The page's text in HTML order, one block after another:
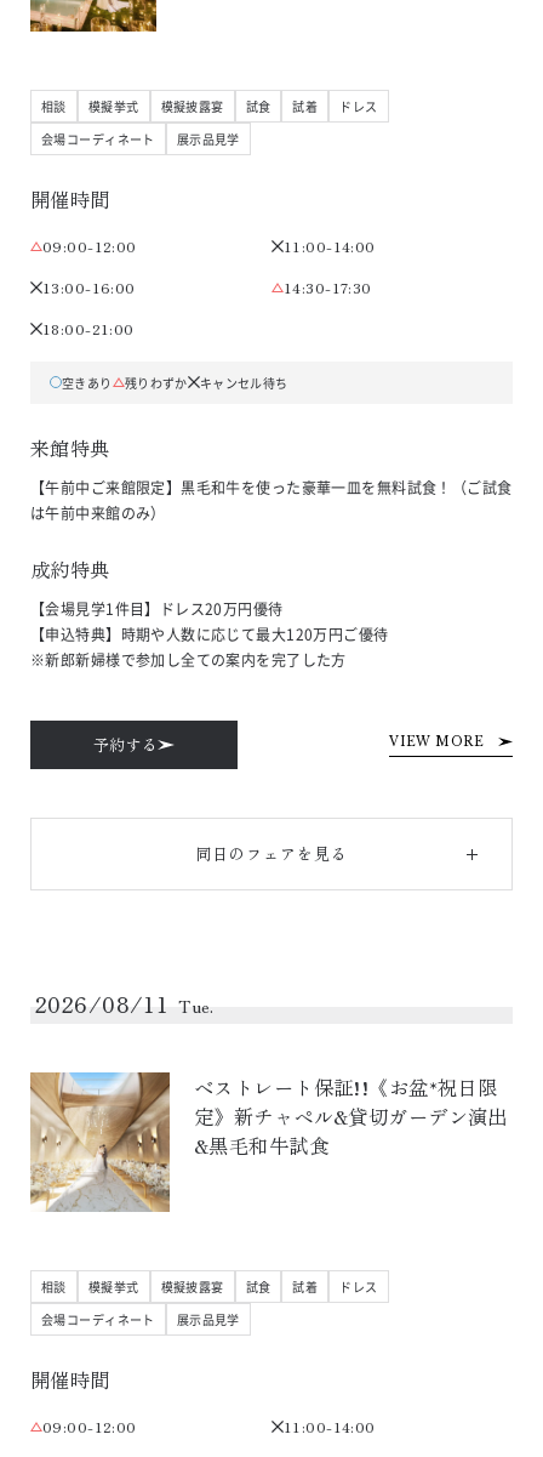
相談 模擬挙式 模擬披露宴 試食 試着
ドレス
会場コーディネート
展示品見学
開催時間
09:00-12:00
11:00-14:00
13:00-16:00
14:30-17:30
18:00-21:00
空きあり 残りわずか キャンセル待ち
来館特典
【午前中ご来館限定】黒毛和牛を使った豪華一皿を無料試食！（ご試食
は午前中来館のみ）
成約特典
【会場見学1件目】ドレス20万円優待
【申込特典】時期や人数に応じて最大120万円ご優待
※新郎新婦様で参加し全ての案内を完了した方
予約する VIEW MORE
同日のフェアを見る
2026/08/11 Tue.
ベストレート保証!!《お盆*祝日限
定》新チャペル&貸切ガーデン演出
&黒毛和牛試食
相談 模擬挙式 模擬披露宴 試食 試着
ドレス
会場コーディネート
展示品見学
開催時間
09:00-12:00
11:00-14:00